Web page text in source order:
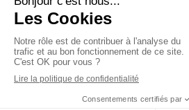
Plan du site
Mentions légales